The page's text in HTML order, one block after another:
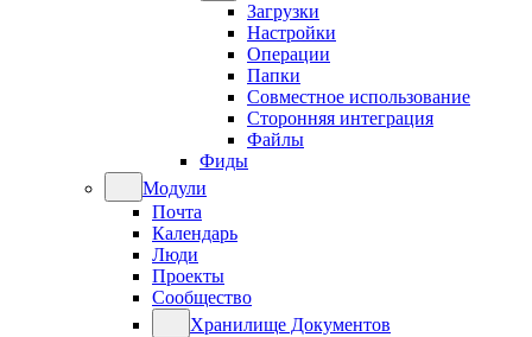
Загрузки
Настройки
Операции
Папки
Совместное использование
Сторонняя интеграция
Файлы
Фиды
Модули
Почта
Календарь
Люди
Проекты
Сообщество
Хранилище Документов